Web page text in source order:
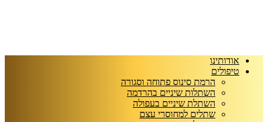
אודותינו
טיפולים
הרמת סינוס פתוחה וסגורה
השתלות שיניים בהרדמה
השתלת שיניים בעפולה
שתלים למחוסרי עצם